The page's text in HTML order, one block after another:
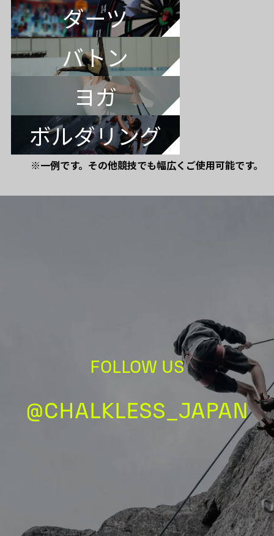
ダーツ
バトン
ヨガ
ボルダリング
※一例です。その他競技でも幅広くご使用可能です。
FOLLOW US
@CHALKLESS_JAPAN